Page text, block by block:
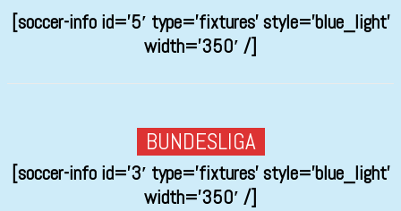
[soccer-info id=’5′ type=’fixtures’ style=’blue_light’
width=’350′ /]
BUNDESLIGA
[soccer-info id=’3′ type=’fixtures’ style=’blue_light’
width=’350′ /]